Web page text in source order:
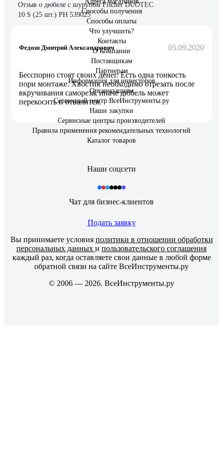
Отзыв о дюбеле с шурупом Fischer DUOTEC
10 S (25 шт.) PH 539025
Федош Дмитрий Александрович 05.09.2020
Бесспорно стоят своих денег. Есть одна тонкость
пори монтаже. Хвостик необходимо отрезать после
вкручивания самореза, иначе дюбель может
перекосить и отвалится.
Способы получения
Способы оплаты
Что улучшить?
Контакты
О Компании
Поставщикам
Партнерам
Информация для инвесторов
Организациям
Сервисный центр ВсеИнструменты.ру
Наши закупки
Сервисные центры производителей
Правила применения рекомендательных технологий
Каталог товаров
Наши соцсети
Чат для бизнес-клиентов
Подать заявку
Вы принимаете условия политики в отношении обработки
персональных данных и пользовательского соглашения
каждый раз, когда оставляете свои данные в любой форме
обратной связи на сайте ВсеИнструменты.ру
© 2006 — 2026. ВсеИнструменты.ру